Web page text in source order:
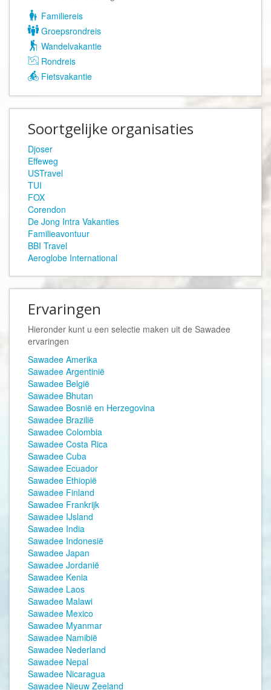
Familiereis
Groepsrondreis
Wandelvakantie
Rondreis
Fietsvakantie
Soortgelijke organisaties
Djoser
Effeweg
USTravel
TUI
FOX
Corendon
De Jong Intra Vakanties
Familieavontuur
BBI Travel
Aeroglobe International
Ervaringen
Hieronder kunt u een selectie maken uit de Sawadee
ervaringen
Sawadee Amerika
Sawadee Argentinië
Sawadee België
Sawadee Bhutan
Sawadee Bosnië en Herzegovina
Sawadee Brazilië
Sawadee Colombia
Sawadee Costa Rica
Sawadee Cuba
Sawadee Ecuador
Sawadee Ethiopië
Sawadee Finland
Sawadee Frankrijk
Sawadee IJsland
Sawadee India
Sawadee Indonesië
Sawadee Japan
Sawadee Jordanië
Sawadee Kenia
Sawadee Laos
Sawadee Malawi
Sawadee Mexico
Sawadee Myanmar
Sawadee Namibië
Sawadee Nederland
Sawadee Nepal
Sawadee Nicaragua
Sawadee Nieuw Zeeland